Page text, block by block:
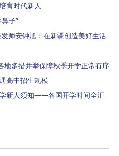
育时代新人
子”
师安钟旭：在新疆创造美好生活
地多措并举保障秋季开学正常有序
高中招生规模
新人须知——各国开学时间全汇